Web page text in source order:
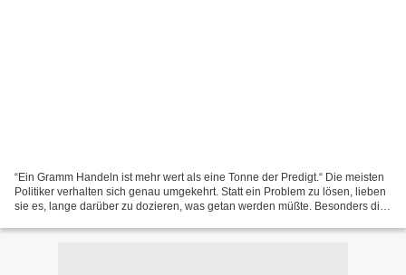
“Ein Gramm Handeln ist mehr wert als eine Tonne der Predigt.“ Die meisten
Politiker verhalten sich genau umgekehrt. Statt ein Problem zu lösen, lieben
sie es, lange darüber zu dozieren, was getan werden müßte. Besonders die